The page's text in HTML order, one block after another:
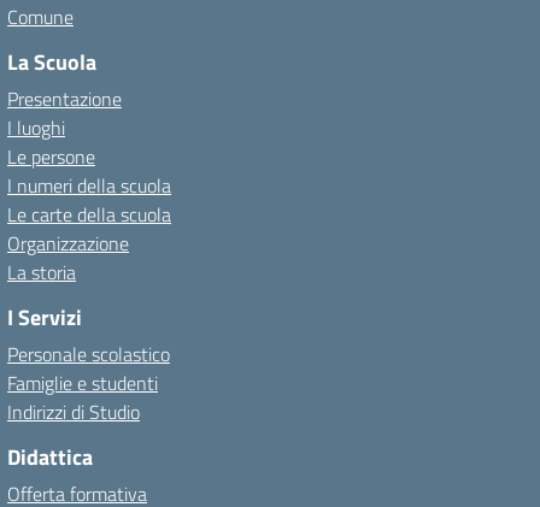
Comune
La Scuola
Presentazione
I luoghi
Le persone
I numeri della scuola
Le carte della scuola
Organizzazione
La storia
I Servizi
Personale scolastico
Famiglie e studenti
Indirizzi di Studio
Didattica
Offerta formativa